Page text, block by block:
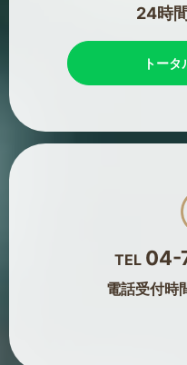
24時
トー
TEL 04-
電話受付時